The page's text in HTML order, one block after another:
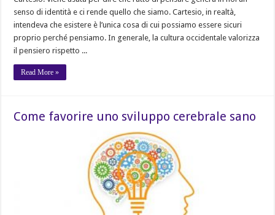
senso di identità e ci rende quello che siamo. Cartesio, in realtà,
intendeva che esistere è l’unica cosa di cui possiamo essere sicuri
proprio perché pensiamo. In generale, la cultura occidentale valorizza
il pensiero rispetto ...
Read More »
Come favorire uno sviluppo cerebrale sano